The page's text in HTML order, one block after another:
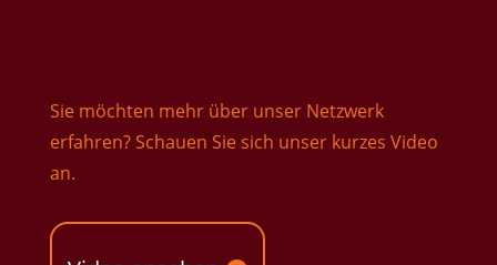
Sie möchten mehr über unser Netzwerk
erfahren? Schauen Sie sich unser kurzes Video
an.